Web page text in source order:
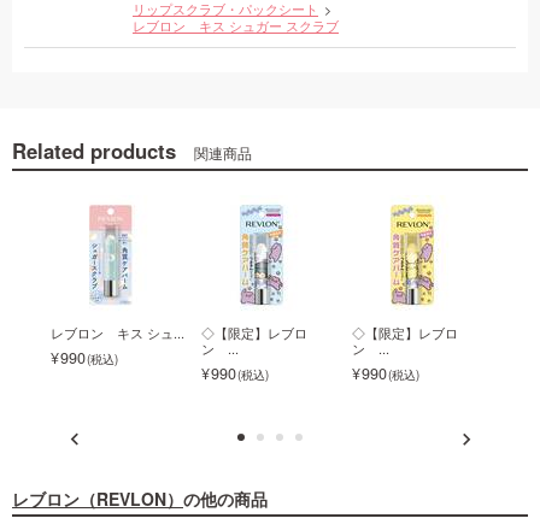
リップスクラブ・パックシート
レブロン キス シュガー スクラブ
Related products 関連商品
レブロン キス シュ...
990
◇【限定】レブロ
ン ...
990
◇【限定】レブロ
ン ...
990
レブロン（REVLON） の他の商品